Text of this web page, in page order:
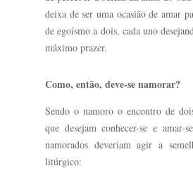
deixa de ser uma ocasião de amar
de egoísmo a dois, cada uno
máximo prazer.
Como, então, deve-se namorar?
Sendo o namoro o encontro de
que desejam conhecer-se e amar-
namorados deveriam agir a
litúrgico: